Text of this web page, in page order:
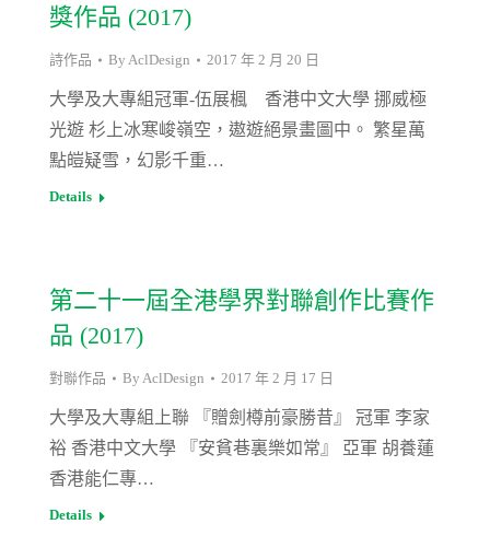
獎作品 (2017)
詩作品 By AclDesign 2017 年 2 月 20 日
大學及大專組冠軍-伍展楓 香港中文大學 挪威極
光遊 杉上冰寒峻嶺空，遨遊絕景畫圖中。 繁星萬
點皚疑雪，幻影千重…
Details
第二十一屆全港學界對聯創作比賽作
品 (2017)
對聯作品 By AclDesign 2017 年 2 月 17 日
大學及大專組上聯 『贈劍樽前豪勝昔』 冠軍 李家
裕 香港中文大學 『安貧巷裏樂如常』 亞軍 胡養蓮
香港能仁專…
Details